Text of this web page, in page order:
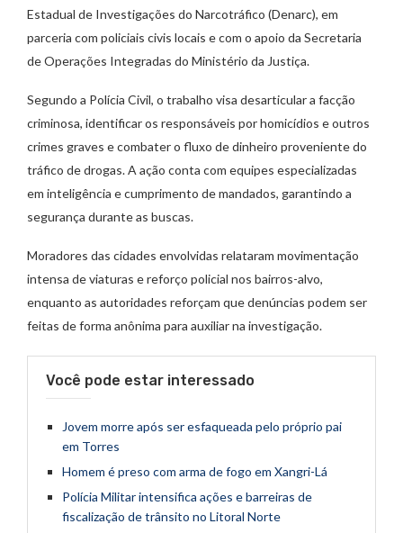
Estadual de Investigações do Narcotráfico (Denarc), em
parceria com policiais civis locais e com o apoio da Secretaria
de Operações Integradas do Ministério da Justiça.
Segundo a Polícia Civil, o trabalho visa desarticular a facção
criminosa, identificar os responsáveis por homicídios e outros
crimes graves e combater o fluxo de dinheiro proveniente do
tráfico de drogas. A ação conta com equipes especializadas
em inteligência e cumprimento de mandados, garantindo a
segurança durante as buscas.
Moradores das cidades envolvidas relataram movimentação
intensa de viaturas e reforço policial nos bairros-alvo,
enquanto as autoridades reforçam que denúncias podem ser
feitas de forma anônima para auxiliar na investigação.
Você pode estar interessado
Jovem morre após ser esfaqueada pelo próprio pai
em Torres
Homem é preso com arma de fogo em Xangri-Lá
Polícia Militar intensifica ações e barreiras de
fiscalização de trânsito no Litoral Norte